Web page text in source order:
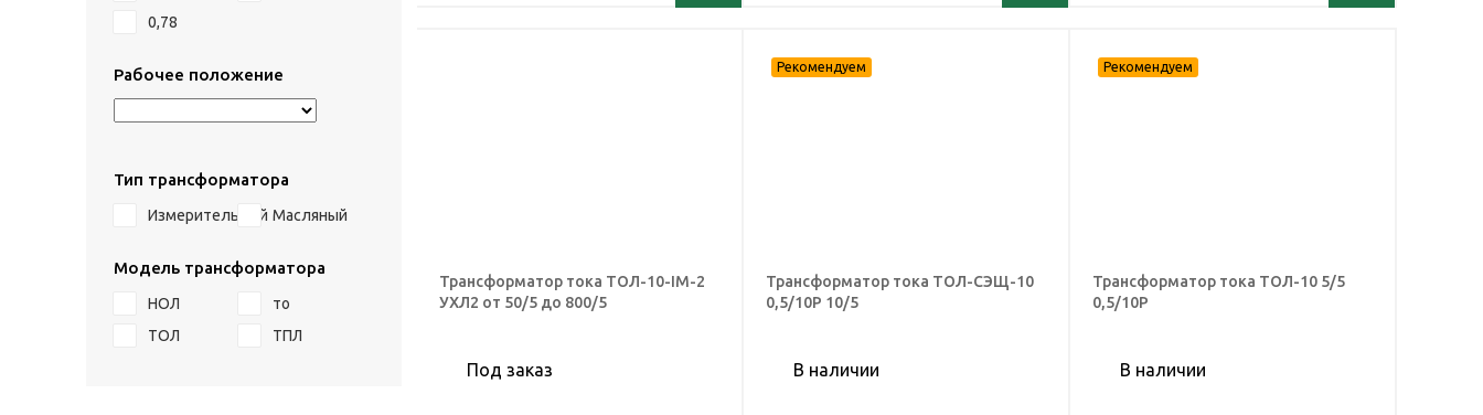
0,78
Рабочее положение
Тип трансформатора
Измерительный Масляный
Модель трансформатора
НОЛ
то
ТОЛ
ТПЛ
Трансформатор тока ТОЛ-10-IМ-2
УХЛ2 от 50/5 до 800/5
Под заказ
Трансформатор тока ТОЛ-СЭЩ-10
0,5/10Р 10/5
В наличии
Трансформатор тока ТОЛ-10 5/5
0,5/10Р
В наличии